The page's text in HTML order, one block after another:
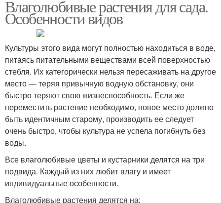
Влаголюбивые растения для сада.
Особенности видов
Культуры этого вида могут полностью находиться в воде,
питаясь питательными веществами всей поверхностью
стебля. Их категорически нельзя пересаживать на другое
место — теряя привычную водную обстановку, они
быстро теряют свою жизнеспособность. Если же
переместить растение необходимо, новое место должно
быть идентичным старому, производить ее следует
очень быстро, чтобы культура не успела погибнуть без
воды.
Все влаголюбивые цветы и кустарники делятся на три
подвида. Каждый из них любит влагу и имеет
индивидуальные особенности.
Влаголюбивые растения делятся на: